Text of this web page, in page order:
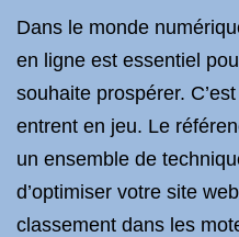
Dans le monde
en ligne est essentiel
souhaite prospérer.
entrent en jeu. Le
un ensemble de
d’optimiser votre site
classement dans les